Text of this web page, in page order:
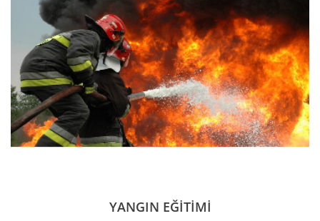
YANGIN EĞİTİMİ